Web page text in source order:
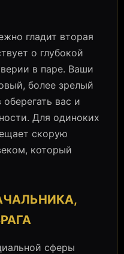
гладит вторая
о глубокой
в паре. Ваши
более зрелый
оберегать вас и
Для одиноких
скорую
который
сферы